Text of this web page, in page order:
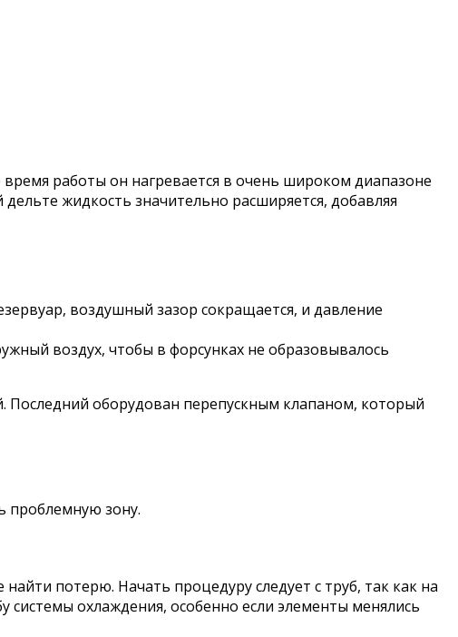
работы он нагревается в очень широком диапазоне
жидкость значительно расширяется, добавляя
воздушный зазор сокращается, и давление
воздух, чтобы в форсунках не образовывалось
оборудован перепускным клапаном, который
проблемную зону.
потерю. Начать процедуру следует с труб, так как на
охлаждения, особенно если элементы менялись